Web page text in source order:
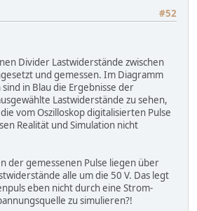
#52
Divider Lastwiderstände zwischen
und gemessen. Im Diagramm
in Blau die Ergebnisse der
Lastwiderstände zu sehen,
vom Oszilloskop digitalisierten Pulse
Realität und Simulation nicht
der gemessenen Pulse liegen über
alle um die 50 V. Das legt
eben nicht durch eine Strom-
zu simulieren?!